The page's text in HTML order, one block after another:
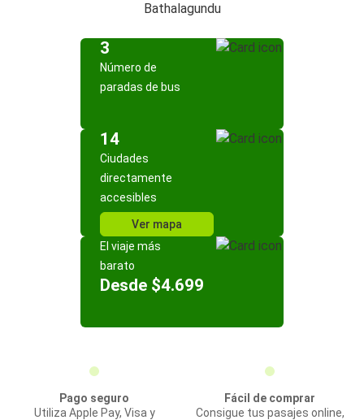
Bathalagundu
3
Número de
paradas de bus
14
Ciudades
directamente
accesibles
Ver mapa
El viaje más
barato
Desde $4.699
Pago seguro
Utiliza Apple Pay, Visa y
Fácil de comprar
Consigue tus pasajes online,